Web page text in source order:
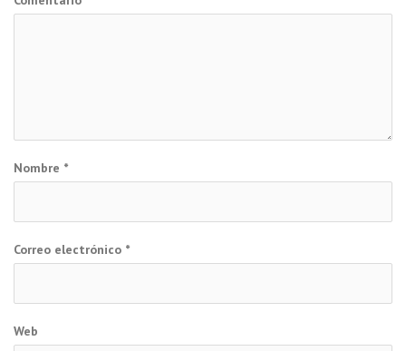
Nombre *
Correo electrónico *
Web